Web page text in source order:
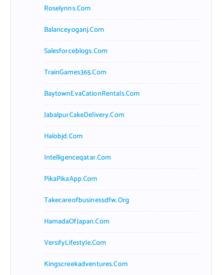
Roselynns.com
Balanceyoganj.com
Salesforceblogs.com
TrainGames365.com
BaytownEvaCationRentals.com
JabalpurCakeDelivery.com
Halobjd.com
Intelligenceqatar.com
PikaPikaApp.com
Takecareofbusinessdfw.org
HamadaOfJapan.com
VersifyLifestyle.com
Kingscreekadventures.com